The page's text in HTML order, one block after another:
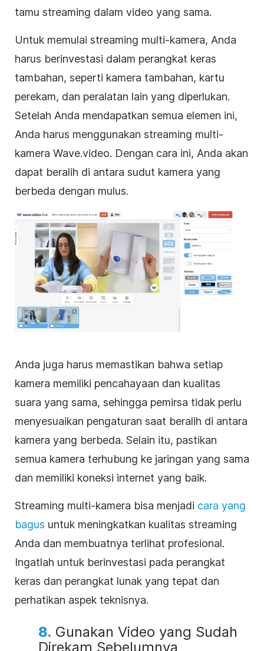
tamu streaming dalam video yang sama.
Untuk memulai streaming multi-kamera, Anda
harus berinvestasi dalam perangkat keras
tambahan, seperti kamera tambahan, kartu
perekam, dan peralatan lain yang diperlukan.
Setelah Anda mendapatkan semua elemen ini,
Anda harus menggunakan streaming multi-
kamera Wave.video. Dengan cara ini, Anda akan
dapat beralih di antara sudut kamera yang
berbeda dengan mulus.
Anda juga harus memastikan bahwa setiap
kamera memiliki pencahayaan dan kualitas
suara yang sama, sehingga pemirsa tidak perlu
menyesuaikan pengaturan saat beralih di antara
kamera yang berbeda. Selain itu, pastikan
semua kamera terhubung ke jaringan yang sama
dan memiliki koneksi internet yang baik.
Streaming multi-kamera bisa menjadi cara yang
bagus untuk meningkatkan kualitas streaming
Anda dan membuatnya terlihat profesional.
Ingatlah untuk berinvestasi pada perangkat
keras dan perangkat lunak yang tepat dan
perhatikan aspek teknisnya.
8. Gunakan Video yang Sudah
Direkam Sebelumnya